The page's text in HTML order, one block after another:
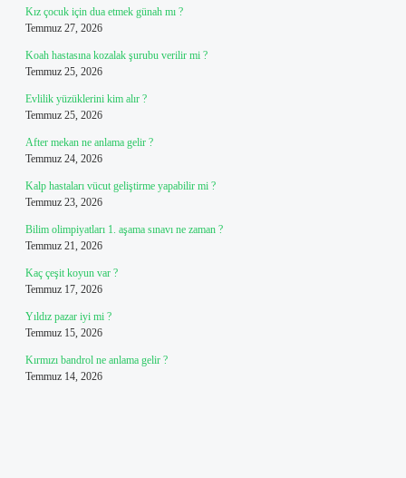
Kız çocuk için dua etmek günah mı ?
Temmuz 27, 2026
Koah hastasına kozalak şurubu verilir mi ?
Temmuz 25, 2026
Evlilik yüzüklerini kim alır ?
Temmuz 25, 2026
After mekan ne anlama gelir ?
Temmuz 24, 2026
Kalp hastaları vücut geliştirme yapabilir mi ?
Temmuz 23, 2026
Bilim olimpiyatları 1. aşama sınavı ne zaman ?
Temmuz 21, 2026
Kaç çeşit koyun var ?
Temmuz 17, 2026
Yıldız pazar iyi mi ?
Temmuz 15, 2026
Kırmızı bandrol ne anlama gelir ?
Temmuz 14, 2026